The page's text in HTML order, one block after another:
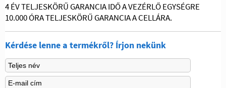
4 ÉV TELJESKÖRŰ GARANCIA IDŐ A VEZÉRLŐ EGYSÉGRE
10.000 ÓRA TELJESKÖRŰ GARANCIA A CELLÁRA.
Kérdése lenne a termékről? Írjon nekünk